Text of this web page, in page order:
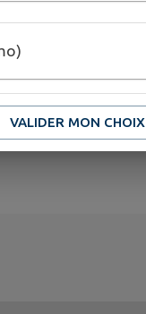
VALIDER MON CHOIX